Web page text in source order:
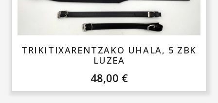
TRIKITIXARENTZAKO UHALA, 5 ZBK
LUZEA
48,00 €